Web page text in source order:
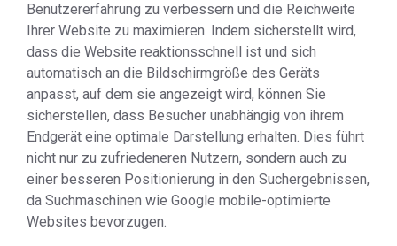
Benutzererfahrung zu verbessern und die Reichweite
Ihrer Website zu maximieren. Indem sicherstellt wird,
dass die Website reaktionsschnell ist und sich
automatisch an die Bildschirmgröße des Geräts
anpasst, auf dem sie angezeigt wird, können Sie
sicherstellen, dass Besucher unabhängig von ihrem
Endgerät eine optimale Darstellung erhalten. Dies führt
nicht nur zu zufriedeneren Nutzern, sondern auch zu
einer besseren Positionierung in den Suchergebnissen,
da Suchmaschinen wie Google mobile-optimierte
Websites bevorzugen.